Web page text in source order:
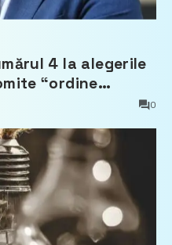
4 la alegerile
“ordine
pentru cetățeni0